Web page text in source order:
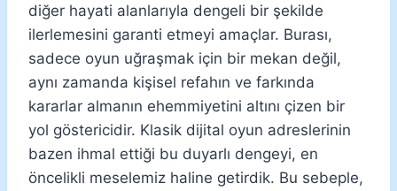
diğer hayati alanlarıyla dengeli bir şekilde
ilerlemesini garanti etmeyi amaçlar. Burası,
sadece oyun uğraşmak için bir mekan değil,
aynı zamanda kişisel refahın ve farkında
kararlar almanın ehemmiyetini altını çizen bir
yol göstericidir. Klasik dijital oyun adreslerinin
bazen ihmal ettiği bu duyarlı dengeyi, en
öncelikli meselemiz haline getirdik. Bu sebeple,